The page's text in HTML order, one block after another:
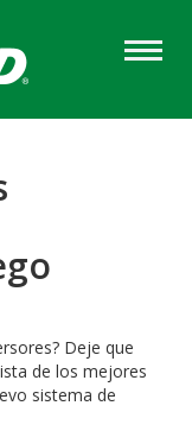
Deje que
de los mejores
sistema de